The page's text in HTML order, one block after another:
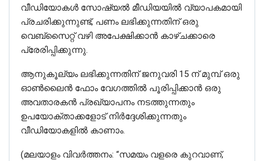
വീഡിയോകൾ സോഷ്യൽ മീഡിയയിൽ വ്യാപകമായി
പ്രചരിക്കുന്നുണ്ട്, പണം ലഭിക്കുന്നതിന് ഒരു
വെബ്‌സൈറ്റ് വഴി അപേക്ഷിക്കാൻ കാഴ്ചക്കാരെ
പ്രേരിപ്പിക്കുന്നു.
ആനുകൂല്യം ലഭിക്കുന്നതിന് ജനുവരി 15 ന് മുമ്പ് ഒരു
ഓൺലൈൻ ഫോം വേഗത്തിൽ പൂരിപ്പിക്കാൻ ഒരു
അവതാരകൻ പ്രഖ്യാപനം നടത്തുന്നതും
ഉപയോക്താക്കളോട് നിർദ്ദേശിക്കുന്നതും
വീഡിയോകളിൽ കാണാം.
(മലയാളം വിവർത്തനം: “സമയം വളരെ കുറവാണ്,